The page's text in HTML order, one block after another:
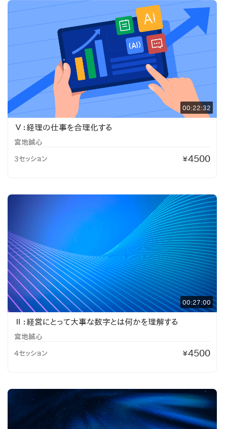
00:22:32
Ⅴ：経理の仕事を合理化する
宮地誠心
3セッション ¥4500
00:27:00
Ⅱ：経営にとって大事な数字とは何かを理解する
宮地誠心
4セッション ¥4500